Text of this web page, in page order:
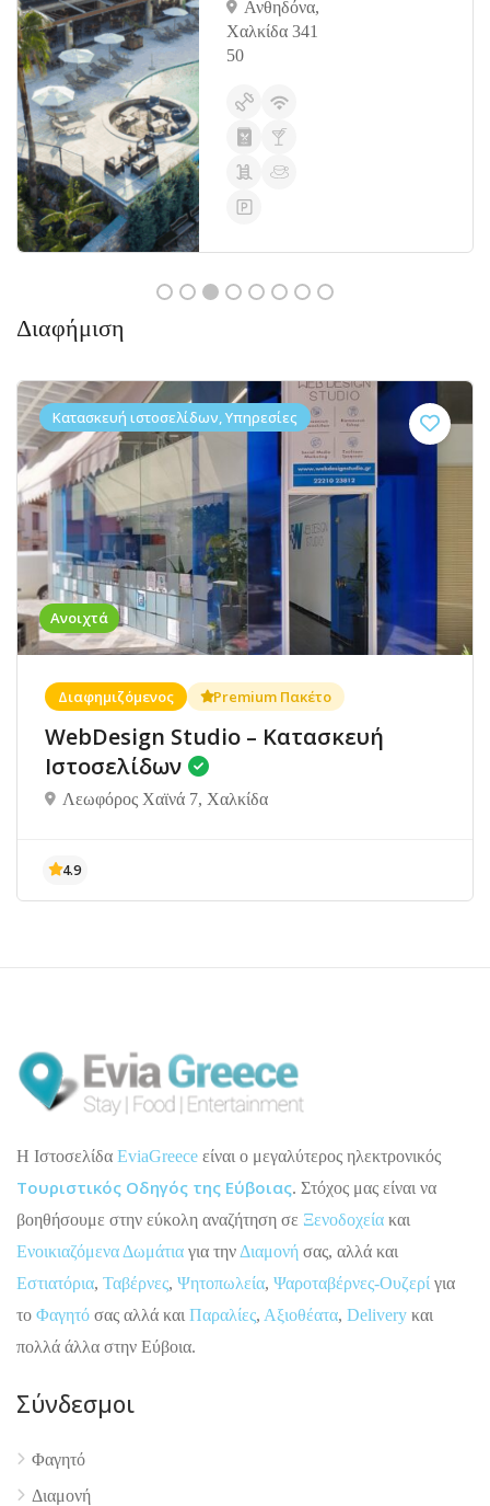
Ανθηδόνα,
Χαλκίδα 341
50
Διαφήμιση
Ανοιχτά
Κατασκευή ιστοσελίδων, Υπηρεσίες
Διαφημιζόμενος Premium Πακέτο
WebDesign Studio – Κατασκευή
Ιστοσελίδων
Λεωφόρος Χαϊνά 7, Χαλκίδα
H Ιστοσελίδα EviaGreece είναι ο μεγαλύτερος ηλεκτρονικός
Τουριστικός Οδηγός της Εύβοιας. Στόχος μας είναι να
βοηθήσουμε στην εύκολη αναζήτηση σε Ξενοδοχεία και
Ενοικιαζόμενα Δωμάτια για την Διαμονή σας, αλλά και
Εστιατόρια, Ταβέρνες, Ψητοπωλεία, Ψαροταβέρνες-Ουζερί για
το Φαγητό σας αλλά και Παραλίες, Αξιοθέατα, Delivery και
πολλά άλλα στην Εύβοια.
Σύνδεσμοι
Φαγητό
Διαμονή